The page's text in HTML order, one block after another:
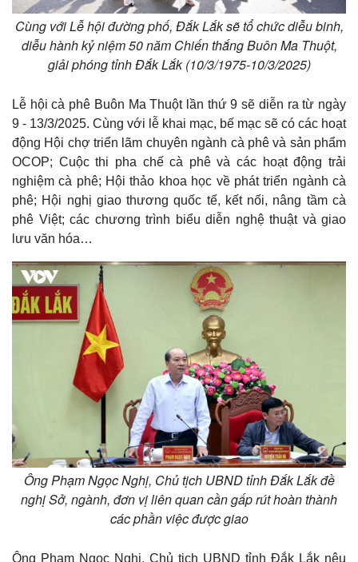
Thế giới
Quan sát
Hồ sơ
Multimedia
Video
E-Magazine
Infographic
Cùng với Lễ hội đường phố, Đắk Lắk sẽ tổ chức diễu binh,
diễu hành kỷ niệm 50 năm Chiến thắng Buôn Ma Thuột,
giải phóng tỉnh Đắk Lắk (10/3/1975-10/3/2025)
Lễ hội cà phê Buôn Ma Thuột lần thứ 9 sẽ diễn ra từ ngày
9 - 13/3/2025. Cùng với lễ khai mạc, bế mạc sẽ có các hoạt
động Hội chợ triển lãm chuyên ngành cà phê và sản phẩm
OCOP; Cuộc thi pha chế cà phê và các hoạt động trải
nghiệm cà phê; Hội thảo khoa học về phát triển ngành cà
phê; Hội nghị giao thương quốc tế, kết nối, nâng tầm cà
phê Việt; các chương trình biểu diễn nghệ thuật và giao
lưu văn hóa…
Ông Phạm Ngọc Nghị, Chủ tịch UBND tỉnh Đắk Lắk đề
nghị Sở, ngành, đơn vị liên quan cần gấp rút hoàn thành
các phần việc được giao
Ông Phạm Ngọc Nghị, Chủ tịch UBND tỉnh Đắk Lắk nêu